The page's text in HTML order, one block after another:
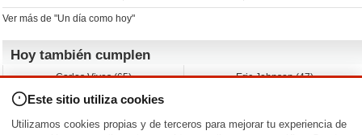
Ver más de "Un día como hoy"
Hoy también cumplen
Carlos Vives (65)
Nicholas Ray (-)
Charlize Theron (51)
Eric Johnson (47)
Wayne Knight (71)
Este sitio utiliza cookies
Utilizamos cookies propias y de terceros para mejorar tu experiencia de